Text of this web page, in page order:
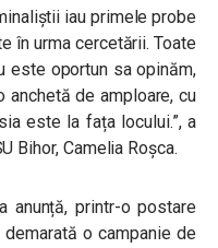
iau primele probe
în urma cercetării. Toate
este oportun sa opinăm,
anchetă de amploare, cu
este la fața locului.”, a
Bihor, Camelia Roșca.
anunță, printr-o postare
o campanie de